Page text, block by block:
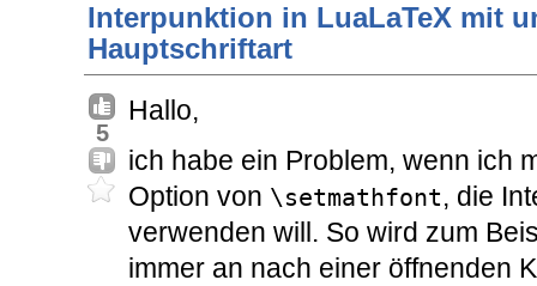
Interpunktion in LuaLaTeX mit
Hauptschriftart
5
Hallo,
ich habe ein Problem, wenn ich
Option von \setmathfont, die
verwenden will. So wird zum
immer an nach einer öffnenden